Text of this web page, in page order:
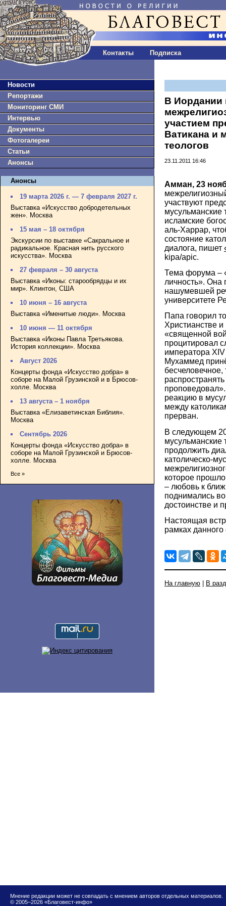
Контакты Подписка
Новости
Репортажи
Мониторинг СМИ
Интервью
Документы
Фотогалереи
Статьи
Анонсы
Анонсы
19 марта 2026 г. — 7 февраля 2027 г.
Выставка «Искусство добродетельных
жен». Москва
15 мая – 18 октября
Экскурсии по выставке «Сакральное и
радикальное. Красная нить русского
искусства». Москва
27 февраля – 30 августа
Выставка «Иконы: старообрядцы и их
мир». Клинтон, США
10 июня – 16 августа
Выставка «Именитые люди». Москва
10 июня — 11 октября
Выставка «Иконы Павла Третьякова.
История коллекции». Москва
Август 2026
Концерты фонда «Искусство добра» в
соборе на Малой Грузинской и в Брюсов-
холле. Москва
13 августа – 1 ноября
Выставка «Елизаветинская Библия».
Москва
Сентябрь 2026
Концерты фонда «Искусство добра» в
соборе на Малой Грузинской и Брюсов-
холле. Москва
Все »
В Иордании
участием
Ватикана и
теологов
23.11.2011 16:46
Амман, 23
участвуют
мусульманские
исламские
аль-Харрар,
состояние
диалога, пишет
kipa/apic.
Тема форума –
личность». Она
нашумевшей
университете
Папа говорил
Христианстве
«священной
процитировал
императора
Мухаммед
бесчеловечное,
реакцию в
между
прерван.
В следующем
мусульманские
продолжить
католическо-
которое
– любовь к
поднимались
достоинстве и
Настоящая
рамках
На главную | В
Мнение редакции может не совпадать с мнением авторов отдельных материалов.
© 2005–2026 «Благовест-инфо»